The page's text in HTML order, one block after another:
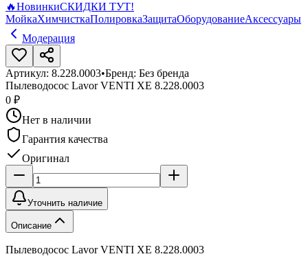
🔥НовинкиСКИДКИ ТУТ!
МойкаХимчисткаПолировкаЗащитаОборудованиеАксессуары
Модерация
Артикул: 8.228.0003•Бренд: Без бренда
Пылеводосос Lavor VENTI XE 8.228.0003
0 ₽
Нет в наличии
Гарантия качества
Оригинал
Уточнить наличие
Описание
Пылеводосос Lavor VENTI XE 8.228.0003